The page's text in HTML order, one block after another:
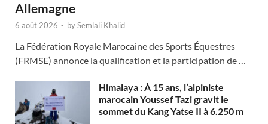
Allemagne
6 août 2026 - bySemlali Khalid
La Fédération Royale Marocaine des Sports Équestres
(FRMSE) annonce la qualification et la participation de …
Himalaya : À 15 ans, l’alpiniste
marocain Youssef Tazi gravit le
sommet du Kang Yatse II à 6.250 m